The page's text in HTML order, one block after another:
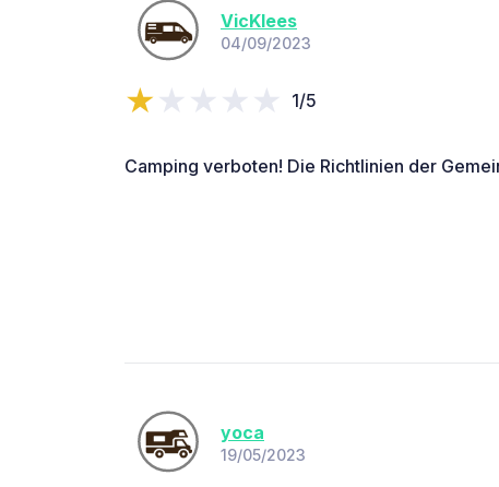
VicKlees
04/09/2023
1/5
Camping verboten! Die Richtlinien der
yoca
19/05/2023